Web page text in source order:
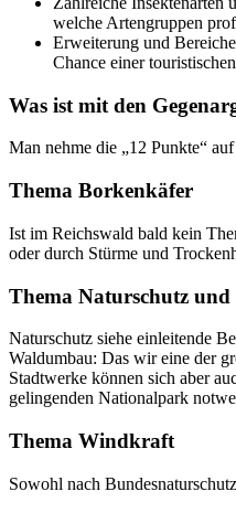
welche Artengruppen
Erweiterung und
Chance einer
Was ist mit den
Man nehme die „12 Punkte“
Thema Borkenkäfer
Ist im Reichswald bald kein
oder durch Stürme und
Thema Naturschutz
Naturschutz siehe einleitende
Waldumbau: Das wir eine der
Stadtwerke können sich aber
gelingenden Nationalpark
Thema Windkraft
Sowohl nach